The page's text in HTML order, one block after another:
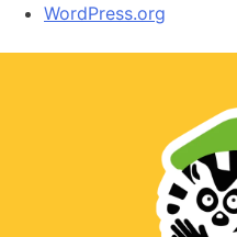
WordPress.org